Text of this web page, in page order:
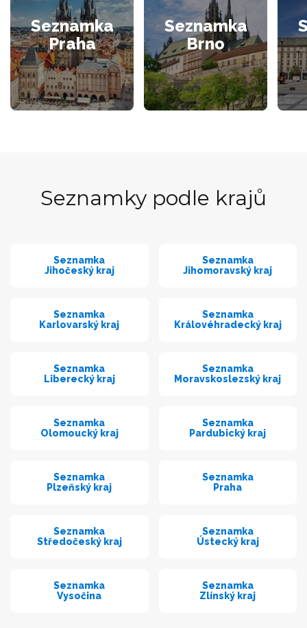
Seznamka
Praha
Seznamka
Brno
Seznamky podle krajů
Seznamka
Jihočeský kraj
Seznamka
Jihomoravský kraj
Seznamka
Karlovarský kraj
Seznamka
Královéhradecký kraj
Seznamka
Liberecký kraj
Seznamka
Moravskoslezský kraj
Seznamka
Olomoucký kraj
Seznamka
Pardubický kraj
Seznamka
Plzeňský kraj
Seznamka
Praha
Seznamka
Středočeský kraj
Seznamka
Ústecký kraj
Seznamka
Vysočina
Seznamka
Zlínský kraj